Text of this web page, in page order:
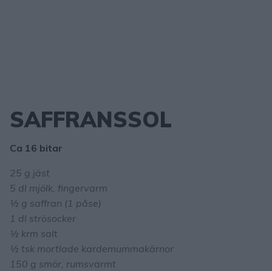
SAFFRANSSOL
Ca 16 bitar
25 g jäst
5 dl mjölk, fingervarm
½ g saffran (1 påse)
1 dl strösocker
½ krm salt
½ tsk mortlade kardemummakärnor
150 g smör, rumsvarmt